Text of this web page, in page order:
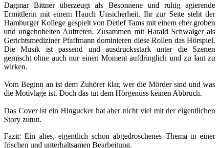
Dagmar Bittner überzeugt als Besonnene und ruhig agierende
Ermittlerin mit einem Hauch Unsicherheit. Ihr zur Seite steht der
Hamburger Kollege gespielt von Detlef Tams mit einem eher groben
und ungehobelten Auftreten. Zusammen mit Harald Schwaiger als
Gerichtsmediziner Pfaffmann dominieren diese Rollen das Hörspiel.
Die Musik ist passend und ausdrucksstark unter die Szenen
gemischt ohne auch nur einen Moment aufdringlich und zu laut zu
wirken.
Vom Beginn an ist dem Zuhörer klar, wer die Mörder sind und was
die Motivlage ist. Doch das tut dem Hörgenuss keinen Abbruch.
Das Cover ist ein Hingucker hat aber nicht viel mit der eigentlichen
Story zutun.
Fazit: Ein altes, eigentlich schon abgedroschenes Thema in einer
frischen und unterhaltsamen Bearbeitung.